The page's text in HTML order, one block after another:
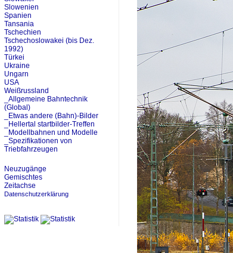
Slowenien
Spanien
Tansania
Tschechien
Tschechoslowakei (bis Dez.
1992)
Türkei
Ukraine
Ungarn
USA
Weißrussland
_Allgemeine Bahntechnik
(Global)
_Etwas andere (Bahn)-Bilder
_Hellertal startbilder-Treffen
_Modellbahnen und Modelle
_Spezifikationen von
Triebfahrzeugen
Neuzugänge
Gemischtes
Zeitachse
Datenschutzerklärung